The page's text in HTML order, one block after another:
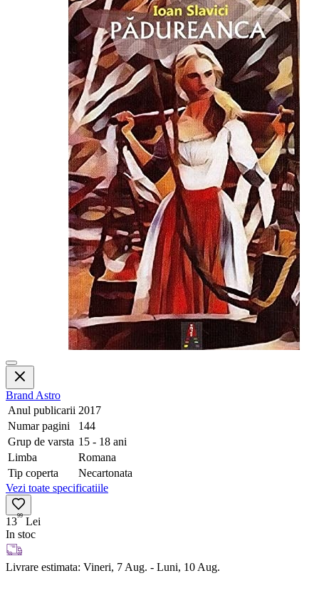
Brand Astro
Anul publicarii 2017
Numar pagini
144
Grup de varsta 15 - 18 ani
Limba
Romana
Tip coperta
Necartonata
Vezi toate specificatiile
1399 Lei
In stoc
Livrare estimata: Vineri, 7 Aug. - Luni, 10 Aug.